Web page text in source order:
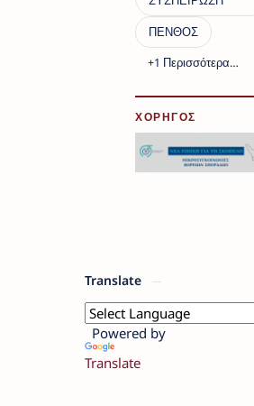
ΧΟΡΗΓΟΣ
Translate
Powered by
Translate